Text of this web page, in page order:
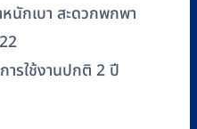
นักเบา สะดวกพกพา
ารใช้งานปกติ 2 ปี